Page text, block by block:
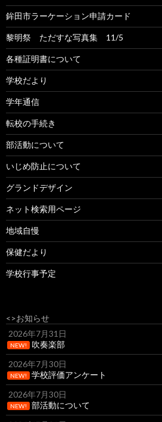
鉾田市ラーケーション申請カード
黎明祭 ただすな写真集 11/5
各種証明書について
学校だより
学年通信
転校の手続き
部活動について
いじめ防止について
グランドデザイン
ネット検索用ページ
地域自慢
保健だより
学校行事予定
<>お知らせ
2026年7月31日
NEW!
吹奏楽部
2026年7月30日
NEW!
学校評価アンケート
2026年7月30日
NEW!
部活動について